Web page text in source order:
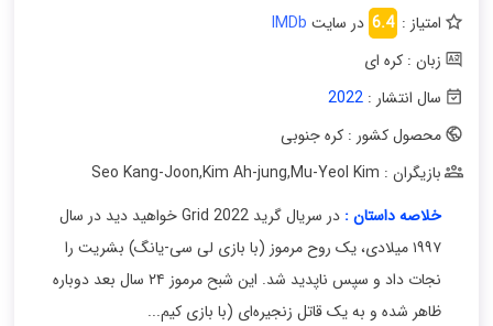
امتیاز : 6.4 در سایت IMDb
زبان : کره ای
سال انتشار :2022
محصول کشور : کره جنوبی
بازیگران : Seo Kang-Joon
,Kim Ah-jung,Mu-Yeol Kim
خلاصه داستان :
در سریال گرید Grid 2022 خواهید دید در سال
۱۹۹۷ میلادی، یک روح مرموز (با بازی لی سی-یانگ) بشریت را
نجات داد و سپس ناپدید شد. این شبح مرموز ۲۴ سال بعد دوباره
ظاهر شده و به یک قاتل زنجیره‌ای (با بازی کیم...